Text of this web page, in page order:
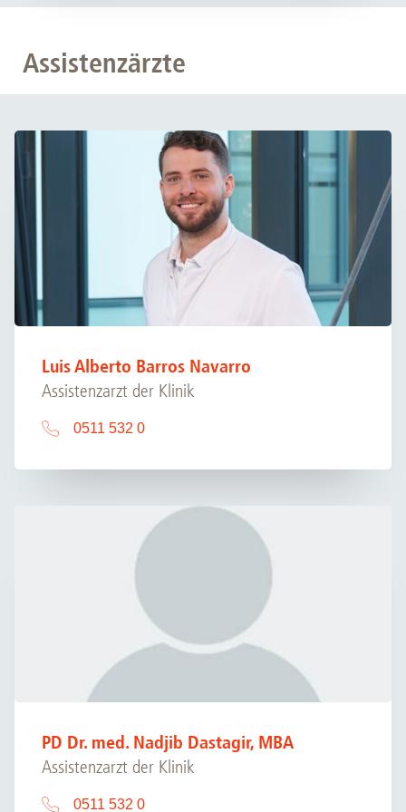
Assistenzärzte
Luis Alberto Barros Navarro
Assistenzarzt der Klinik
0511 532 0
PD Dr. med. Nadjib Dastagir, MBA
Assistenzarzt der Klinik
0511 532 0